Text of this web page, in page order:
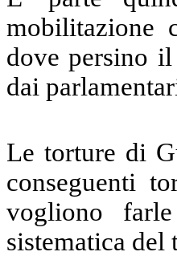
mobilitazione
dove persino
dai
Le torture di
conseguenti
vogliono
sistematica del